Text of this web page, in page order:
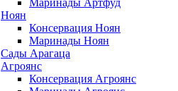
Маринады Артфуд
Ноян
Консервация Ноян
Маринады Ноян
Сады Арагаца
Агроянс
Консервация Агроянс